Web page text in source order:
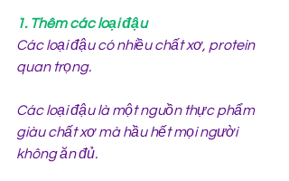
1. Thêm các loại đậu
Các loại đậu có nhiều chất xơ, protein
quan trọng.
Các loại đậu là một nguồn thực phẩm
giàu chất xơ mà hầu hết mọi người
không ăn đủ.